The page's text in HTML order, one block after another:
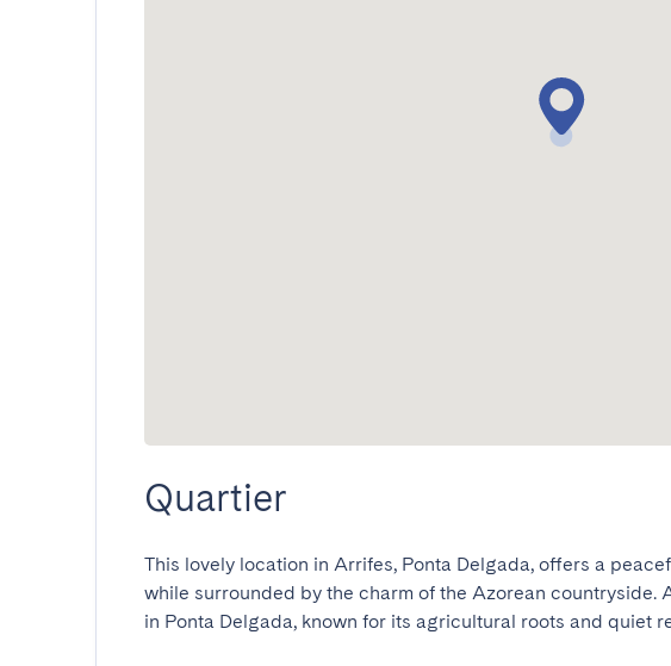
Quartier
This lovely location in Arrifes, Ponta Delgada, offers a
while surrounded by the charm of the Azorean countryside.
in Ponta Delgada, known for its agricultural roots and quiet